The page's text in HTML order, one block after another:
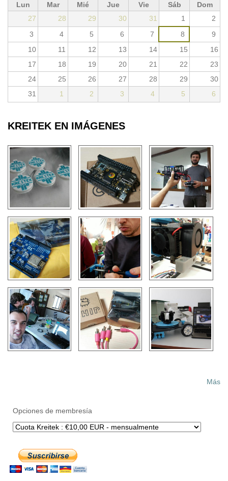
Lun Mar Mié Jue Vie Sáb
Dom
27
28 29 30 31 1
2
3
4 5 6 7 8
9
10
11 12 13 14 15
16
17
18 19 20 21 22
23
24
25 26 27 28 29
30
31
1 2 3 4 5 6
KREITEK EN IMÁGENES
Más
Opciones de membresía